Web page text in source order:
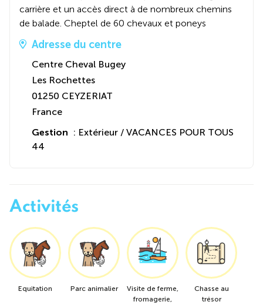
carrière et un accès direct à de nombreux chemins
de balade. Cheptel de 60 chevaux et poneys
Adresse du centre
Centre Cheval Bugey
Les Rochettes
01250 CEYZERIAT
France
Gestion : Extérieur / VACANCES POUR TOUS
44
Activités
Equitation Parc animalier
Visite de ferme,
fromagerie,
Chasse au
trésor